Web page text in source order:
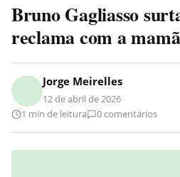
Bruno Gagliasso
reclama com a
Jorge Meirelles
12 de abril de 2026
1 min de leitura
0 comentários